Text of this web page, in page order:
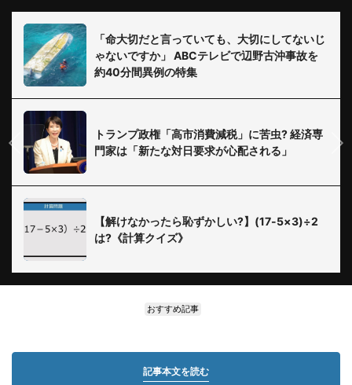
「命大切だと言っていても、大切にしてないじ
ゃないですか」 ABCテレビで辺野古沖事故を
約40分間異例の特集
トランプ政権「高市消費減税」に苦虫? 経済専
門家は「新たな対日要求が心配される」
【解けなかったら恥ずかしい?】(17-5×3)÷2
は?《計算クイズ》
おすすめ記事
記事本文を読む